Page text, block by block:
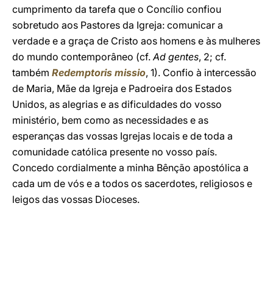
cumprimento da tarefa que o Concílio confiou
sobretudo aos Pastores da Igreja: comunicar a
verdade e a graça de Cristo aos homens e às mulheres
do mundo contemporâneo (cf.Ad gentes, 2; cf.
também Redemptoris missio, 1). Confio à intercessão
de Maria, Mãe da Igreja e Padroeira dos Estados
Unidos, as alegrias e as dificuldades do vosso
ministério, bem como as necessidades e as
esperanças das vossas Igrejas locais e de toda a
comunidade católica presente no vosso país.
Concedo cordialmente a minha Bênção apostólica a
cada um de vós e a todos os sacerdotes, religiosos e
leigos das vossas Dioceses.